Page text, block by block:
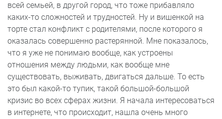
всей семьей, в другой город, что тоже прибавляло
каких-то сложностей и трудностей. Ну и вишенкой на
торте стал конфликт с родителями, после которого я
оказалась совершенно растерянной. Мне показалось,
что я уже не понимаю вообще, как устроены
отношения между людьми, как вообще мне
существовать, выживать, двигаться дальше. То есть
это был какой-то тупик, такой большой-большой
кризис во всех сферах жизни. Я начала интересоваться
в интернете, что происходит, нашла очень много